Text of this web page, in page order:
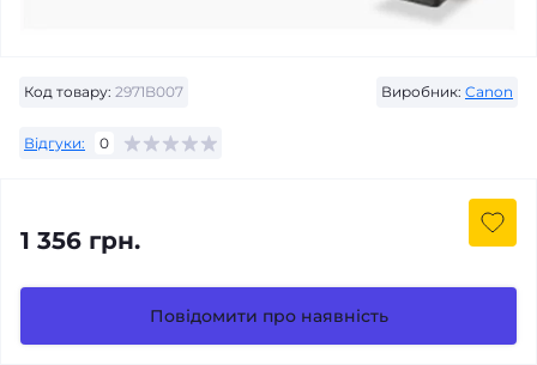
Код товару: 2971B007 Виробник: Canon
Відгуки: 0
1 356 грн.
Повідомити про наявність